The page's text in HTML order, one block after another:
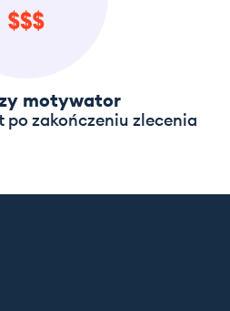
motywator
po zakończeniu zlecenia